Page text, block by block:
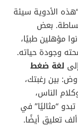
الأدوية سيئة
بعض
مؤهلين طبيًا،
وجودة حياته.
لغة ضغط
بين رغبتك،
الناس،
“مثاليًا” في
تعليق أيضًا.